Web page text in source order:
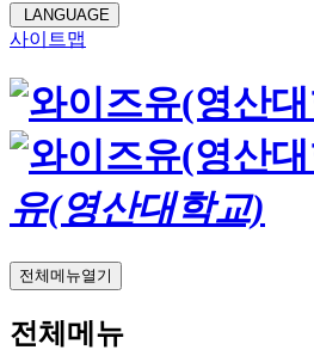
LANGUAGE
사이트맵
유(영산대학교)
전체메뉴열기
전체메뉴